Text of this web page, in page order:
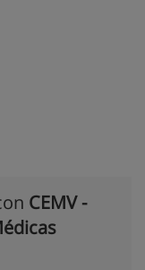
CEMV -